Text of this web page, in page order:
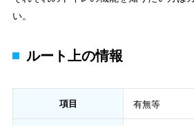
い。
ルート上の情報
項目 有無等